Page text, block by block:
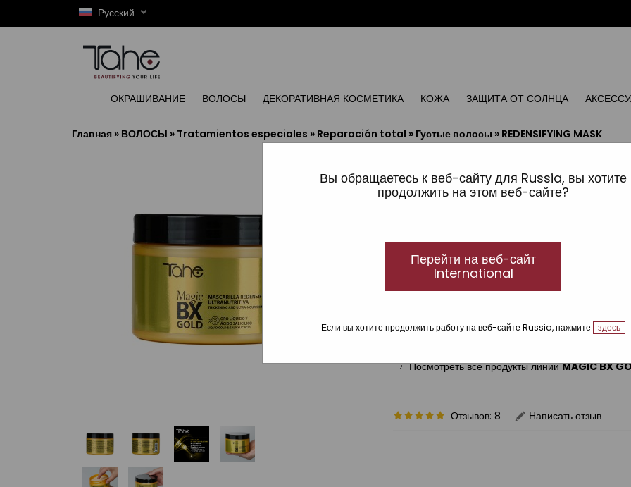
Вы обращаетесь к веб-сайту для Russia, вы хотите
продолжить на этом веб-сайте?
Перейти на веб-сайт
International
Если вы хотите продолжить работу на веб-сайте Russia, нажмите здесь
Русский
ОКРАШИВАНИЕ ВОЛОСЫ ДЕКОРАТИВНАЯ КОСМЕТИКА КОЖА ЗАЩИТА ОТ СОЛНЦА
Главная » ВОЛОСЫ » Tratamientos especiales » Reparación total » Густые волосы » REDENSIFYING MASK
Ультрапитательная маска
Доступные форматы:
Посмотреть все продукты линииMAGIC BX
Отзывов: 8 Написать отзыв